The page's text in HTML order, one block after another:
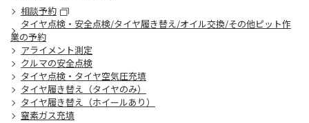
相談予約
タイヤ点検・安全点検/タイヤ履き替え/オイル交換/その他ピット作
業の予約
アライメント測定
クルマの安全点検
タイヤ点検・タイヤ空気圧充填
タイヤ履き替え（タイヤのみ）
タイヤ履き替え（ホイールあり）
窒素ガス充填